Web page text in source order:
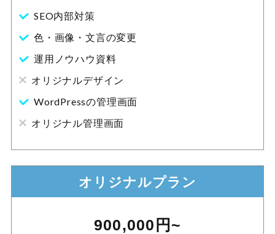
SEO内部対策
色・画像・文言の変更
運用ノウハウ資料
オリジナルデザイン
WordPressの管理画面
オリジナル管理画面
オリジナルプラン
900,000円~